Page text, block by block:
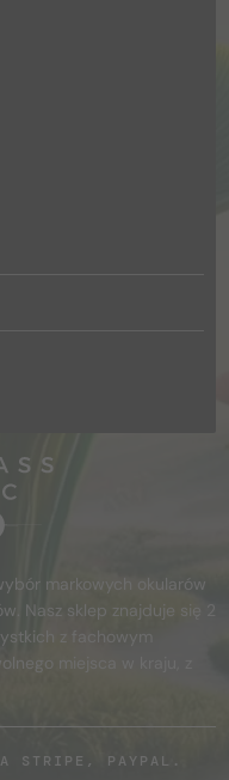
markowych okularów
Nasz sklep znajduje się 2
z fachowym
miejsca w kraju, z
STRIPE, PAYPAL.